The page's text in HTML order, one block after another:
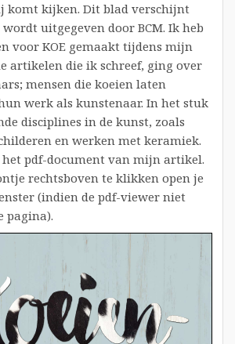
komt kijken. Dit blad verschijnt
uitgegeven door BCM. Ik heb
voor KOE gemaakt tijdens mijn
artikelen die ik schreef, ging over
mensen die koeien laten
werk als kunstenaar. In het stuk
disciplines in de kunst, zoals
en werken met keramiek.
het pdf-document van mijn artikel.
rechtsboven te klikken open je
(indien de pdf-viewer niet
pagina).